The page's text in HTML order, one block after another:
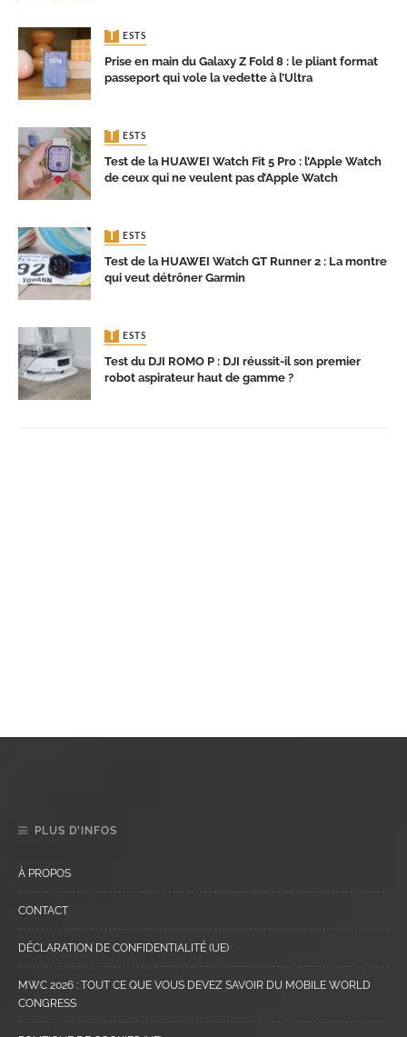
TESTS
Prise en main du Galaxy Z Fold 8 : le pliant format
passeport qui vole la vedette à l’Ultra
TESTS
Test de la HUAWEI Watch Fit 5 Pro : l’Apple Watch
de ceux qui ne veulent pas d’Apple Watch
TESTS
Test de la HUAWEI Watch GT Runner 2 : La montre
qui veut détrôner Garmin
TESTS
Test du DJI ROMO P : DJI réussit-il son premier
robot aspirateur haut de gamme ?
PLUS D’INFOS
À PROPOS
CONTACT
DÉCLARATION DE CONFIDENTIALITÉ (UE)
MWC 2026 : TOUT CE QUE VOUS DEVEZ SAVOIR DU MOBILE WORLD
CONGRESS